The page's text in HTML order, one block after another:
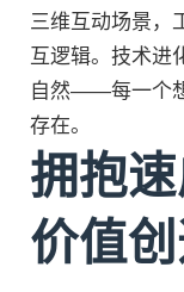
三维互动场景，
互逻辑。技术进
自然——每一个
存在。
拥抱
价值